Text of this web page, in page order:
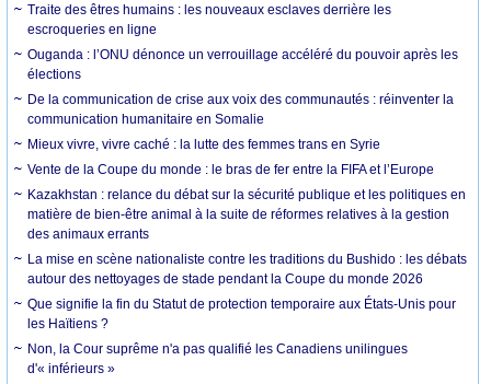
Traite des êtres humains : les nouveaux esclaves derrière les
escroqueries en ligne
Ouganda : l’ONU dénonce un verrouillage accéléré du pouvoir après les
élections
De la communication de crise aux voix des communautés : réinventer la
communication humanitaire en Somalie
Mieux vivre, vivre caché : la lutte des femmes trans en Syrie
Vente de la Coupe du monde : le bras de fer entre la FIFA et l’Europe
Kazakhstan : relance du débat sur la sécurité publique et les politiques en
matière de bien-être animal à la suite de réformes relatives à la gestion
des animaux errants
La mise en scène nationaliste contre les traditions du Bushido : les débats
autour des nettoyages de stade pendant la Coupe du monde 2026
Que signifie la fin du Statut de protection temporaire aux États-Unis pour
les Haïtiens ?
Non, la Cour suprême n'a pas qualifié les Canadiens unilingues
d'« inférieurs »